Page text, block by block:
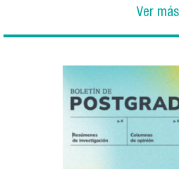
Ver más